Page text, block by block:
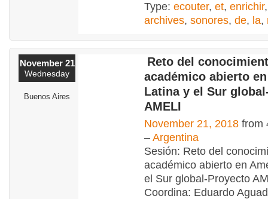
Type: ecouter, et, enrichir
archives, sonores, de, la,
November 21
Wednesday
Buenos Aires
Reto del
académico abierto
Latina y el Sur
AMELI
November 21, 2018 from
– Argentina
Sesión: Reto del
académico abierto en
el Sur global-Proyecto
Coordina: Eduardo